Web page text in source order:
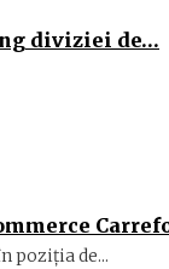
diviziei de…
poziția de...